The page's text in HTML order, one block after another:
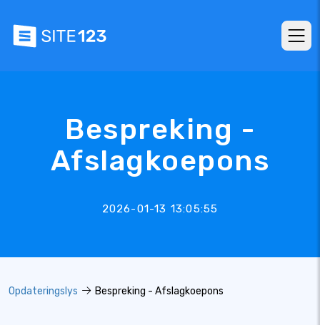
Bespreking -
Afslagkoepons
2026-01-13 13:05:55
Opdateringslys Bespreking - Afslagkoepons